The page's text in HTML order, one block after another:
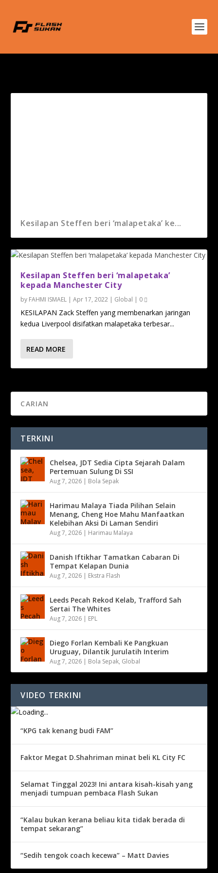
Kesilapan Steffen beri ‘malapetaka’ ke...
Kesilapan Steffen beri ‘malapetaka’
kepada Manchester City
by FAHMI ISMAEL |Apr 17, 2022 | Global | 0
KESILAPAN Zack Steffen yang membenarkan jaringan
kedua Liverpool disifatkan malapetaka terbesar...
READ MORE
TERKINI
Chelsea, JDT Sedia Cipta Sejarah Dalam
Pertemuan Sulung Di SSI
Aug 7, 2026 | Bola Sepak
Harimau Malaya Tiada Pilihan Selain
Menang, Cheng Hoe Mahu Manfaatkan
Kelebihan Aksi Di Laman Sendiri
Aug 7, 2026 | Harimau Malaya
Danish Iftikhar Tamatkan Cabaran Di
Tempat Kelapan Dunia
Aug 7, 2026 | Ekstra Flash
Leeds Pecah Rekod Kelab, Trafford Sah
Sertai The Whites
Aug 7, 2026 | EPL
Diego Forlan Kembali Ke Pangkuan
Uruguay, Dilantik Jurulatih Interim
Aug 7, 2026 | Bola Sepak, Global
VIDEO TERKINI
“KPG tak kenang budi FAM”
Faktor Megat D.Shahriman minat beli KL City FC
Selamat Tinggal 2023! Ini antara kisah-kisah yang
menjadi tumpuan pembaca Flash Sukan
“Kalau bukan kerana beliau kita tidak berada di
tempat sekarang”
“Sedih tengok coach kecewa” – Matt Davies